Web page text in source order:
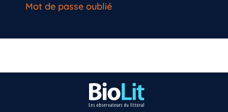
Mot de passe oublié
Inscrivez-vous dès maintenant